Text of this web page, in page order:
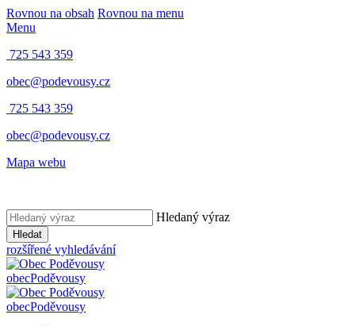
Rovnou na obsah Rovnou na menu
Menu
725 543 359
obec@podevousy.cz
725 543 359
obec@podevousy.cz
Mapa webu
Hledaný výraz
Hledat
rozšířené vyhledávání
obecPoděvousy
obecPoděvousy